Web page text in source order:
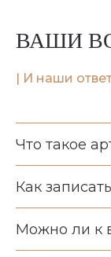
ВАШИ
| И наши
Что такое
Как
Можно ли к